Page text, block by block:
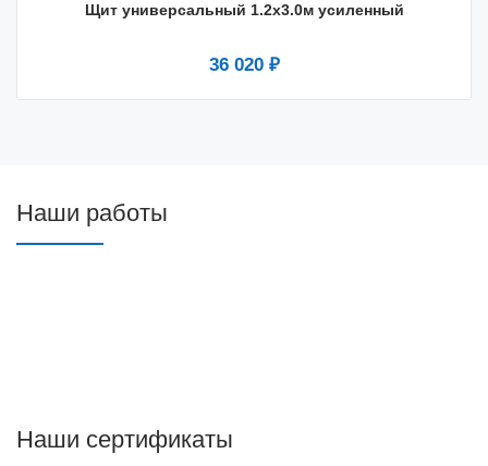
Щит универсальный 1.2х3.0м усиленный
36 020 ₽
Наши работы
Наши сертификаты